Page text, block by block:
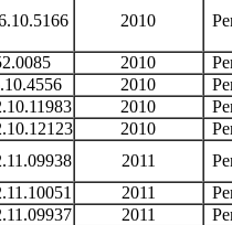
2010
2010
2010
2010
2010
2011
2011
2011